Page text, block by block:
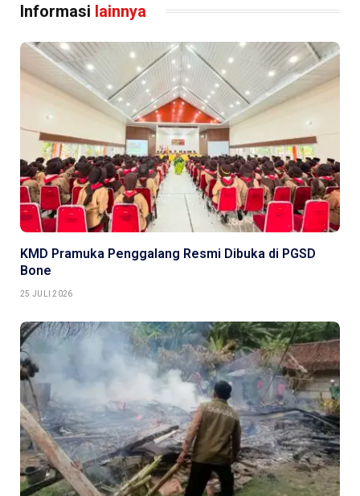
Informasi lainnya
KMD Pramuka Penggalang Resmi Dibuka di PGSD
Bone
25 JULI 2026